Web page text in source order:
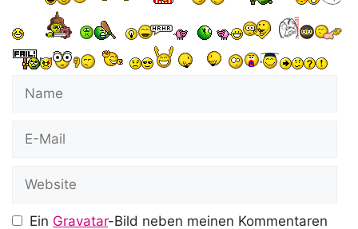
Name
Website
Ein Gravatar-Bild neben meinen Kommentaren